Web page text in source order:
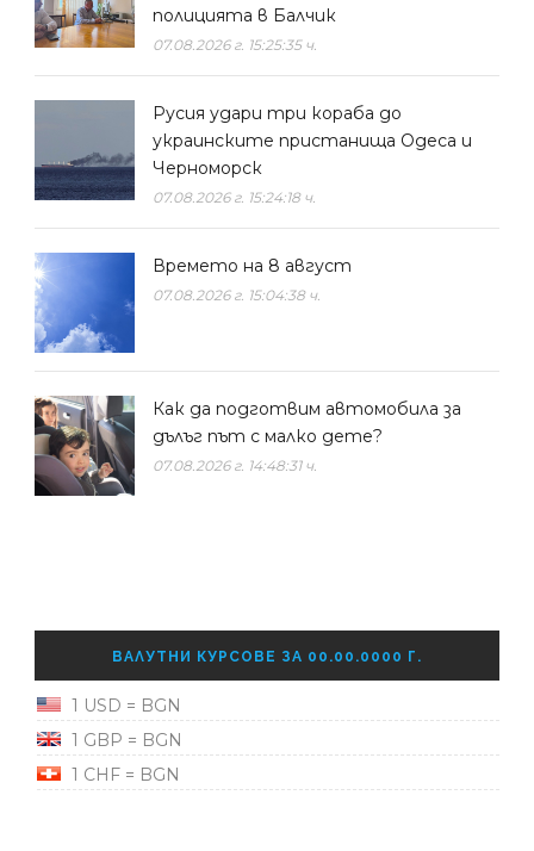
полицията в Балчик
07.08.2026 г. 15:25:35 ч.
Русия удари три кораба до
украинските пристанища Одеса и
Черноморск
07.08.2026 г. 15:24:18 ч.
Времето на 8 август
07.08.2026 г. 15:04:38 ч.
Как да подготвим автомобила за
дълъг път с малко дете?
07.08.2026 г. 14:48:31 ч.
ВАЛУТНИ КУРСОВЕ ЗА 00.00.0000 Г.
1 USD = BGN
1 GBP = BGN
1 CHF = BGN